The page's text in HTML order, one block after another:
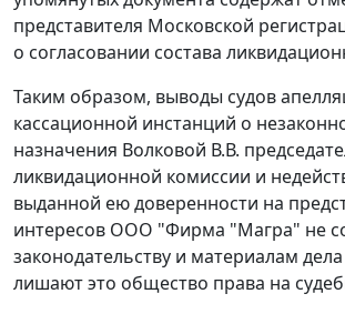
представителя Московской
о согласовании состава
Таким образом, выводы судов
кассационной инстанций о
назначения Волковой В.В.
ликвидационной комиссии и
выданной ею доверенности на
интересов ООО "Фирма "Магра" не
законодательству и материалам
лишают это общество права на